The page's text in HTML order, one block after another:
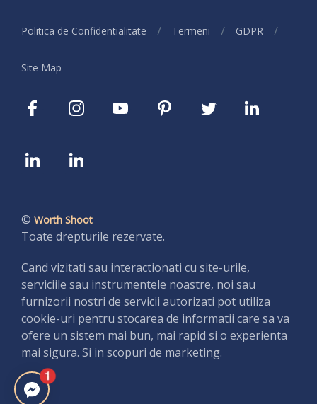
Politica de Confidentialitate / Termeni / GDPR /
Site Map
© Worth Shoot
Toate drepturile rezervate.
Cand vizitati sau interactionati cu site-urile,
serviciile sau instrumentele noastre, noi sau
furnizorii nostri de servicii autorizati pot utiliza
cookie-uri pentru stocarea de informatii care sa va
ofere un sistem mai bun, mai rapid si o experienta
mai sigura. Si in scopuri de marketing.